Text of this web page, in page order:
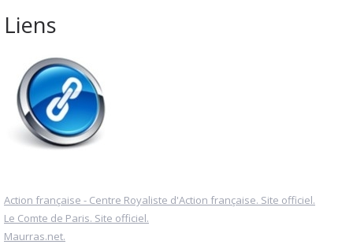
Liens
Action française - Centre Royaliste d'Action française. Site officiel.
Le Comte de Paris. Site officiel.
Maurras.net.